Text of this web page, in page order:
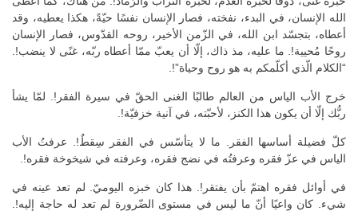
الله الإنسان، في البدء، نفخته، فصار الإنسان نفسًا حيّةً، هكذا يعطيه، وقد
أعطاه، بتجسّد ابن الله، في الزّمن الأخير، روحه القدّوس، فصار الإنسان
روحًا مُحيية!. ما عليه، مذ ذاك، إلّا أن يعبّ ممّا أعطاه ربّه، غنًى لا ينضب!.
“الكلام الّذي أكلّمكم به هو روح وحياة”!.
خرج الأب الياس من العالم طالبًا الغنى الحقّ في سيرة الفقر!. لمّا يشأ
ربُّك إلّا أن يكون هذا الكنز، لأحبّته، في آنية خزفيّة!.
كلّ فضيلة أساسها الفقر. ما لا يتأسّس في الفقر سِقطٌ!. عرفتُ الأب
الياس في عزّ فقره وعرفتُه في نضج فقره، وعرفته في شيخوخة فقره!.
في أوائل فقره اهتمّ بأن يفتقر!. هذا كان خبزه اليوميّ. لم تعد عينه في
شيء. كان واعيًا أنّ ما ليس في مستوى الضّرورة لم تعد له حاجة إليه!.